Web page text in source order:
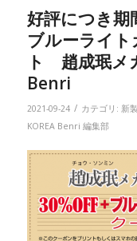
好評につき期
ブルーライ
ト 趙成珉メ
Benri
2021-09-24 / カテゴリ: 新
KOREA Benri 編集部